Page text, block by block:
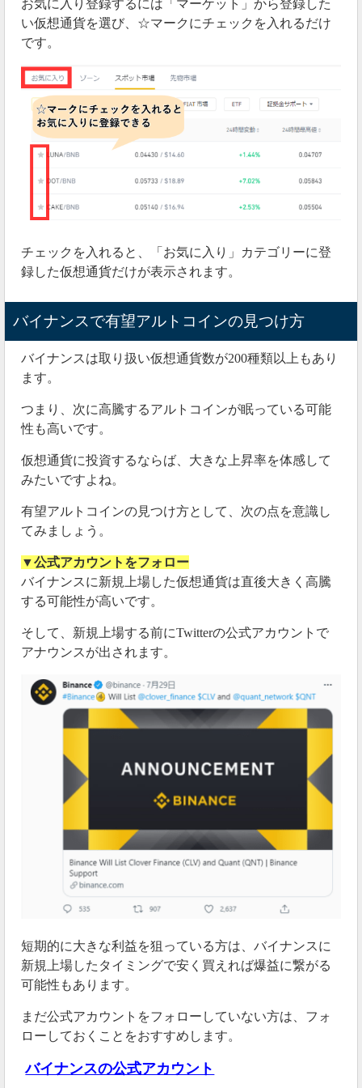
お気に入り登録するには「マーケット」から登録した
い仮想通貨を選び、☆マークにチェックを入れるだけ
です。
チェックを入れると、「お気に入り」カテゴリーに登
録した仮想通貨だけが表示されます。
バイナンスで有望アルトコインの見つけ方
バイナンスは取り扱い仮想通貨数が200種類以上もあり
ます。
つまり、次に高騰するアルトコインが眠っている可能
性も高いです。
仮想通貨に投資するならば、大きな上昇率を体感して
みたいですよね。
有望アルトコインの見つけ方として、次の点を意識し
てみましょう。
▼公式アカウントをフォロー
バイナンスに新規上場した仮想通貨は直後大きく高騰
する可能性が高いです。
そして、新規上場する前にTwitterの公式アカウントで
アナウンスが出されます。
短期的に大きな利益を狙っている方は、バイナンスに
新規上場したタイミングで安く買えれば爆益に繋がる
可能性もあります。
まだ公式アカウントをフォローしていない方は、フォ
ローしておくことをおすすめします。
バイナンスの公式アカウント